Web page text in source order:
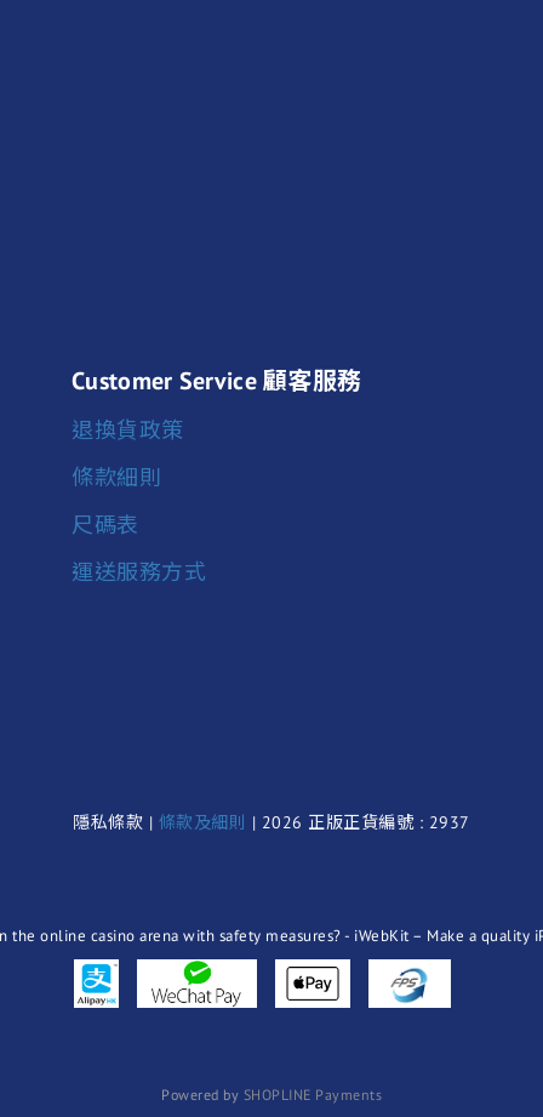
Customer Service 顧客服務
退換貨政策
條款細則
尺碼表
運送服務方式
隱私條款 | 條款及細則 | 2026 正版正貨編號 : 2937
Powered by SHOPLINE Payments